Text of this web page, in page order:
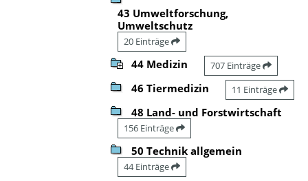
43 Umweltforschung,
Umweltschutz
20 Einträge
44 Medizin 707 Einträge
46 Tiermedizin 11 Einträge
48 Land- und Forstwirtschaft
156 Einträge
50 Technik allgemein
44 Einträge